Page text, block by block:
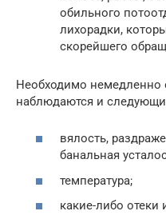
обильного
лихорадки,
скорейшего
Необходимо немедленно
наблюдаются и
вялость,
банальная
температура;
какие-либо